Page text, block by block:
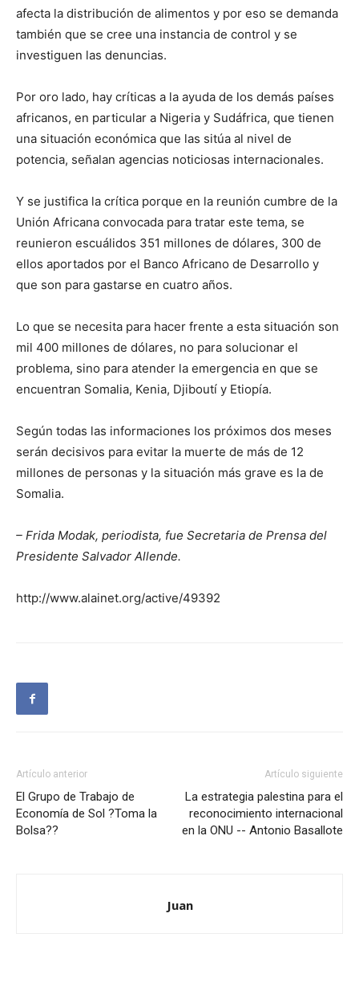
afecta la distribución de alimentos y por eso se demanda
también que se cree una instancia de control y se
investiguen las denuncias.
Por oro lado, hay críticas a la ayuda de los demás países
africanos, en particular a Nigeria y Sudáfrica, que tienen
una situación económica que las sitúa al nivel de
potencia, señalan agencias noticiosas internacionales.
Y se justifica la crítica porque en la reunión cumbre de la
Unión Africana convocada para tratar este tema, se
reunieron escuálidos 351 millones de dólares, 300 de
ellos aportados por el Banco Africano de Desarrollo y
que son para gastarse en cuatro años.
Lo que se necesita para hacer frente a esta situación son
mil 400 millones de dólares, no para solucionar el
problema, sino para atender la emergencia en que se
encuentran Somalia, Kenia, Djiboutí y Etiopía.
Según todas las informaciones los próximos dos meses
serán decisivos para evitar la muerte de más de 12
millones de personas y la situación más grave es la de
Somalia.
– Frida Modak, periodista, fue Secretaria de Prensa del
Presidente Salvador Allende.
http://www.alainet.org/active/49392
Artículo anterior
El Grupo de Trabajo de
Economía de Sol ?Toma la
Bolsa??
Artículo siguiente
La estrategia palestina para el
reconocimiento internacional
en la ONU -- Antonio Basallote
Juan